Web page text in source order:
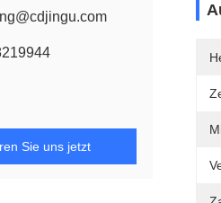
Sie uns jetzt